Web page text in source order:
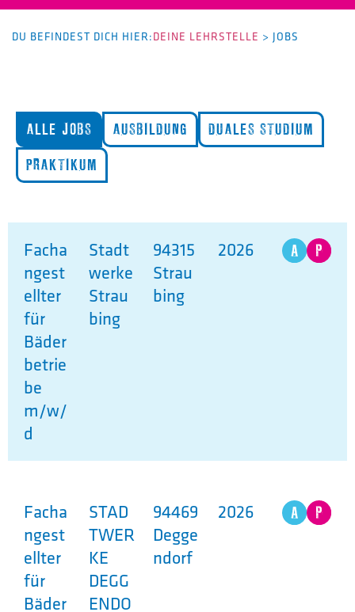
DU BEFINDEST DICH HIER:DEINE LEHRSTELLE > JOBS
ALLE JOBS AUSBILDUNG
DUALES STUDIUM
PRAKTIKUM
Facha
ngest
ellter
für
Bäder
betrie
be
m/w/
d
Stadt
werke
Strau
bing
94315
Strau
bing
2026
Facha
ngest
ellter
für
Bäder
STAD
TWER
KE
DEGG
ENDO
94469
Degge
ndorf
2026